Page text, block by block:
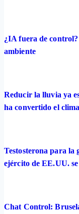
¿IA fuera de
ambiente
Reducir la lluvia ya
ha convertido el
Testosterona para la
ejército de EE.UU.
Chat Control: